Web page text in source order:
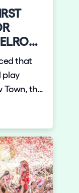
that
play
Town, the